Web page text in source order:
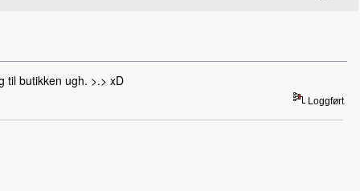
til butikken ugh. >.> xD
Loggført